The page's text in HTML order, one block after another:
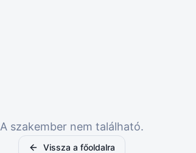
A szakember nem található.
Vissza a főoldalra